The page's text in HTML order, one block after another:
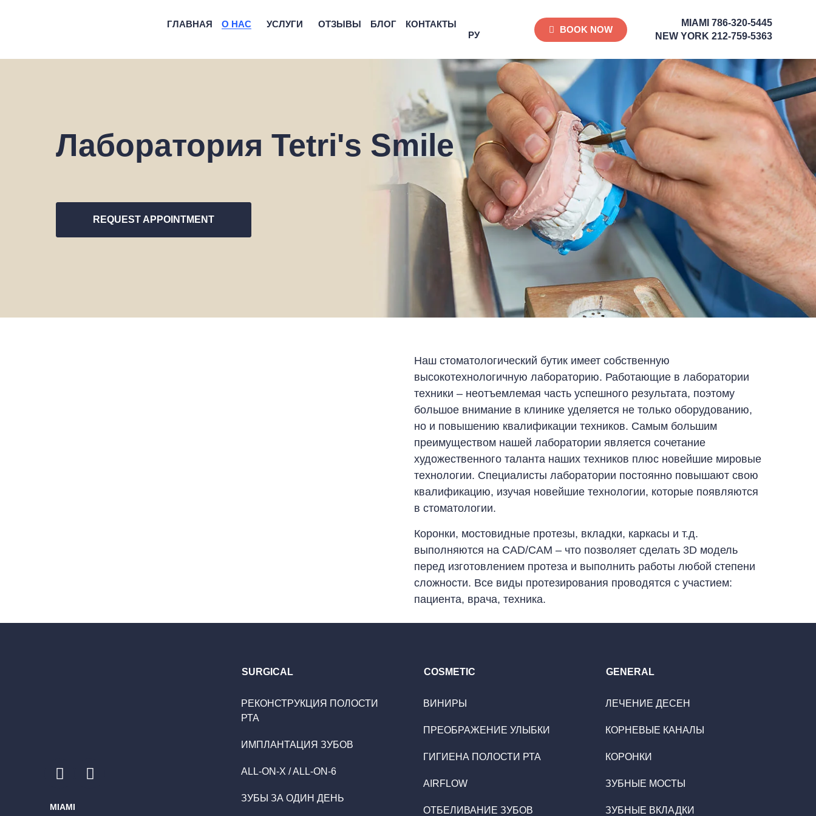
ГЛАВНАЯ О НАС УСЛУГИ ОТЗЫВЫ БЛОГ
КОНТАКТЫ
РУ
BOOK NOW
MIAMI 786-320-5445
NEW YORK 212-759-5363
Лаборатория Tetri's Smile
REQUEST APPOINTMENT
Наш стоматологический бутик имеет собственную
высокотехнологичную лабораторию. Работающие в лаборатории
техники – неотъемлемая часть успешного результата, поэтому
большое внимание в клинике уделяется не только оборудованию,
но и повышению квалификации техников. Самым большим
преимуществом нашей лаборатории является сочетание
художественного таланта наших техников плюс новейшие мировые
технологии. Специалисты лаборатории постоянно повышают свою
квалификацию, изучая новейшие технологии, которые появляются
в стоматологии.
Коронки, мостовидные протезы, вкладки, каркасы и т.д.
выполняются на CAD/CAM – что позволяет сделать 3D модель
перед изготовлением протеза и выполнить работы любой степени
сложности. Все виды протезирования проводятся с участием:
пациента, врача, техника.
MIAMI
SURGICAL
РЕКОНСТРУКЦИЯ ПОЛОСТИ
РТА
ИМПЛАНТАЦИЯ ЗУБОВ
ALL-ON-X / ALL-ON-6
ЗУБЫ ЗА ОДИН ДЕНЬ
COSMETIC
ВИНИРЫ
ПРЕОБРАЖЕНИЕ УЛЫБКИ
ГИГИЕНА ПОЛОСТИ РТА
AIRFLOW
ОТБЕЛИВАНИЕ ЗУБОВ
GENERAL
ЛЕЧЕНИЕ ДЕСЕН
КОРНЕВЫЕ КАНАЛЫ
КОРОНКИ
ЗУБНЫЕ МОСТЫ
ЗУБНЫЕ ВКЛАДКИ